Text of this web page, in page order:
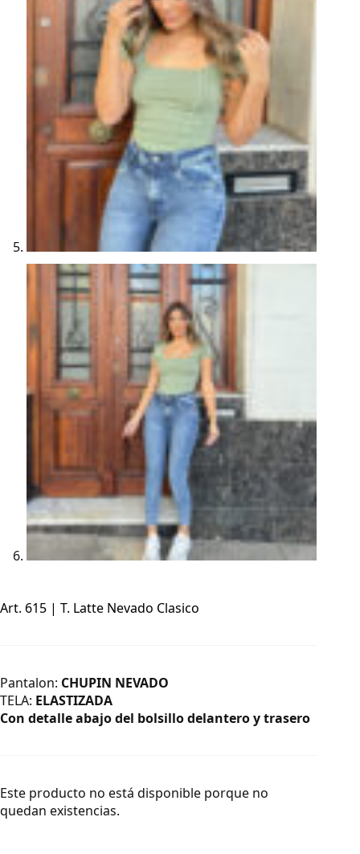
Art. 615 | T. Latte Nevado Clasico
Pantalon: CHUPIN NEVADO
TELA: ELASTIZADA
Con detalle abajo del bolsillo delantero y trasero
Este producto no está disponible porque no
quedan existencias.